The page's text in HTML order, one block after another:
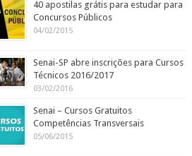
40 apostilas grátis para estudar para
Concursos Públicos
04/02/2015
Senai-SP abre inscrições para Cursos
Técnicos 2016/2017
03/02/2016
Senai – Cursos Gratuitos
Competências Transversais
05/06/2015